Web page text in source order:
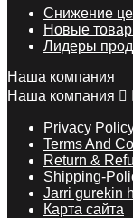
Снижение
Новые
Лидеры
Наша компания
Наша компания 
Privacy
Terms And
Return &
Shipping-
Jarri gurekin
Карта сайта